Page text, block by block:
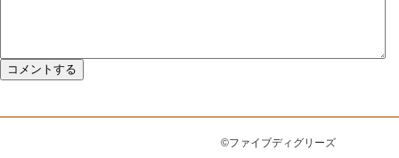
©ファイブディグリーズ